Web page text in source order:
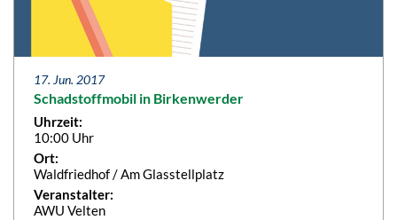
17. Jun. 2017
Schadstoffmobil in Birkenwerder
Uhrzeit:
10:00 Uhr
Ort:
Waldfriedhof / Am Glasstellplatz
Veranstalter:
AWU Velten